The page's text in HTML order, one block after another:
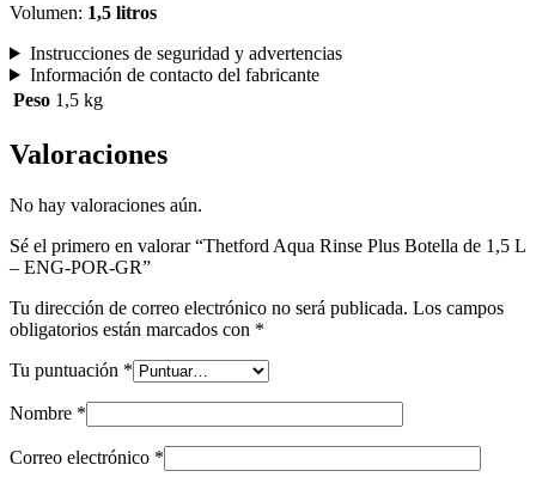
Volumen: 1,5 litros
Instrucciones de seguridad y advertencias
Información de contacto del fabricante
Peso 1,5 kg
Valoraciones
No hay valoraciones aún.
Sé el primero en valorar “Thetford Aqua Rinse Plus Botella de 1,5 L
– ENG-POR-GR”
Tu dirección de correo electrónico no será publicada. Los campos
obligatorios están marcados con *
Tu puntuación *
Nombre *
Correo electrónico *